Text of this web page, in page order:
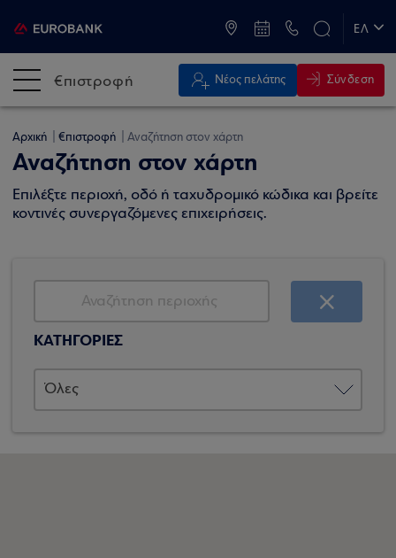
ΕΛ
€πιστροφή Νέος πελάτης Σύνδεση
Αρχική €πιστροφή Αναζήτηση στον χάρτη
Αναζήτηση στον χάρτη
Επιλέξτε περιοχή, οδό ή ταχυδρομικό κώδικα και βρείτε
κοντινές συνεργαζόμενες επιχειρήσεις.
ΚΑΤΗΓΟΡΙΕΣ